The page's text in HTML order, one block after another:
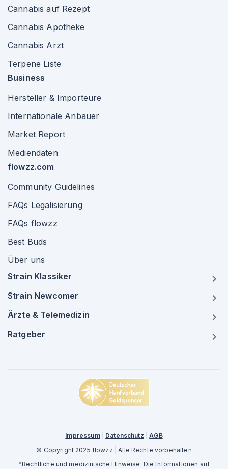
Cannabis auf Rezept
Cannabis Apotheke
Cannabis Arzt
Terpene Liste
Business
Hersteller & Importeure
Internationale Anbauer
Market Report
Mediendaten
flowzz.com
Community Guidelines
FAQs Legalisierung
FAQs flowzz
Best Buds
Über uns
Strain Klassiker
Strain Newcomer
Ärzte & Telemedizin
Ratgeber
Impressum| Datenschutz |AGB
© Copyright 2025 flowzz | Alle Rechte vorbehalten
*Rechtliche und medizinische Hinweise: Die Informationen auf